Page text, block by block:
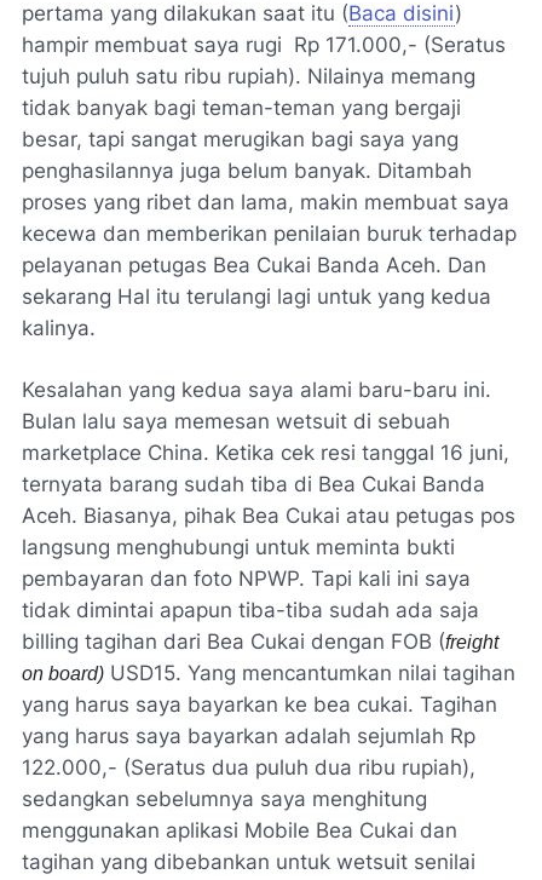
pertama yang dilakukan saat itu (Baca disini)
hampir membuat saya rugi Rp 171.000,- (Seratus
tujuh puluh satu ribu rupiah). Nilainya memang
tidak banyak bagi teman-teman yang bergaji
besar, tapi sangat merugikan bagi saya yang
penghasilannya juga belum banyak. Ditambah
proses yang ribet dan lama, makin membuat saya
kecewa dan memberikan penilaian buruk terhadap
pelayanan petugas Bea Cukai Banda Aceh. Dan
sekarang Hal itu terulangi lagi untuk yang kedua
kalinya.
Kesalahan yang kedua saya alami baru-baru ini.
Bulan lalu saya memesan wetsuit di sebuah
marketplace China. Ketika cek resi tanggal 16 juni,
ternyata barang sudah tiba di Bea Cukai Banda
Aceh. Biasanya, pihak Bea Cukai atau petugas pos
langsung menghubungi untuk meminta bukti
pembayaran dan foto NPWP. Tapi kali ini saya
tidak dimintai apapun tiba-tiba sudah ada saja
billing tagihan dari Bea Cukai dengan FOB (freight
on board) USD15. Yang mencantumkan nilai tagihan
yang harus saya bayarkan ke bea cukai. Tagihan
yang harus saya bayarkan adalah sejumlah Rp
122.000,- (Seratus dua puluh dua ribu rupiah),
sedangkan sebelumnya saya menghitung
menggunakan aplikasi Mobile Bea Cukai dan
tagihan yang dibebankan untuk wetsuit senilai